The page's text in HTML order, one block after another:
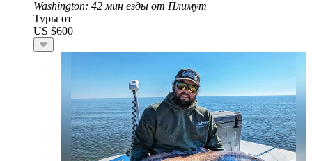
Washington: 42 мин езды от Плимут
Туры от
US $600